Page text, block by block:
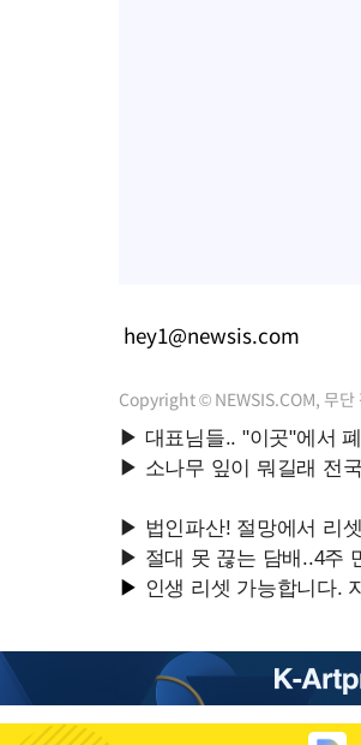
hey1@newsis.com
Copyright © NEWSIS.COM, 무단